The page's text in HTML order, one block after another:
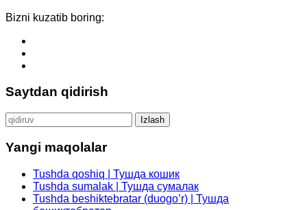
Bizni kuzatib boring:
Saytdan qidirish
Qidirshish:
Yangi maqolalar
Tushda qoshiq | Тушда кошик
Tushda sumalak | Тушда сумалак
Tushda beshiktebratar (duogo’r) | Тушда